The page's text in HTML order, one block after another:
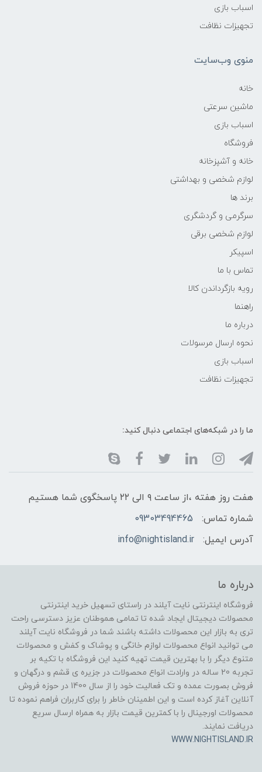
اسباب بازی
تجهیزات نظافت
منوی وب‌سایت
خانه
ماشین سرعتی
اسباب بازی
فروشگاه
خانه و آشپزخانه
لوازم شخصی و بهداشتی
برند ها
سرگرمی و گردشگری
لوازم شخصی برقی
اسپیکر
تماس با ما
رویه بازگرداندن کالا
راهنما
درباره ما
نحوه ارسال مرسولات
اسباب بازی
تجهیزات نظافت
ما را در شبکه‌های اجتماعی دنبال کنید:
هفت روز هفته ،از ساعت ۹ الی ۲۲ پاسخگوی شما هستیم
شماره تماس:
09303494465
آدرس ایمیل:
info@nightisland.ir
درباره ما
فروشگاه اینترنتی نایت آیلند در راستای تسهیل خرید اینترنتی
محصولات دیجیتال ایجاد شده تا تمامی هموطنان عزیز دسترسی راحت
تری به بازار این محصولات داشته باشند شما در فروشگاه نایت آیلند
می توانید انواع محصولات لوازم خانگی و پوشاک و کفش و محصولات
متنوع دیگر را با بهترین قیمت تهیه کنید این فروشگاه با تکیه بر
تجربه 20 ساله در وارادت انواع محصولات در جزیره ی قشم و درگهان و
فروش بصورت عمده و تک فعالیت خود را از سال 1400 در حوزه فروش
آنلاین آغاز کرده است و این اطمینان خاطر را برای کاربران فراهم نموده تا
محصولات اورجینال را با کمترین قیمت بازار به همراه ارسال سریع
دریافت نمایند.
WWW.NIGHTISLAND.IR